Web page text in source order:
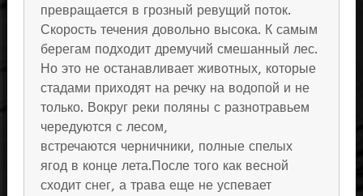
превращается в грозный ревущий поток.
Скорость течения довольно высока. К самым
берегам подходит дремучий смешанный лес.
Но это не останавливает животных, которые
стадами приходят на речку на водопой и не
только. Вокруг реки поляны с разнотравьем
чередуются с лесом,
встречаются черничники, полные спелых
ягод в конце лета.После того как весной
сходит снег, а трава еще не успевает